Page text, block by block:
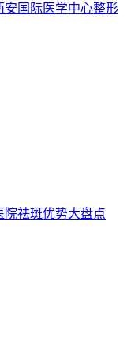
安国际医学中心整形
祛斑优势大盘点